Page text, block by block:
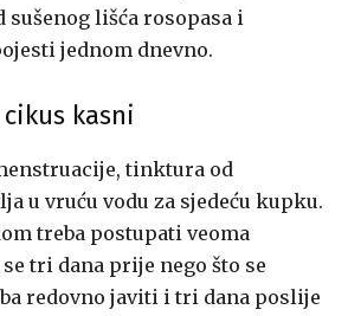
sušenog lišća rosopasa i
jednom dnevno.
kasni
tinktura od
u vruću vodu za sjedeću kupku.
treba postupati veoma
tri dana prije nego što se
redovno javiti i tri dana poslije